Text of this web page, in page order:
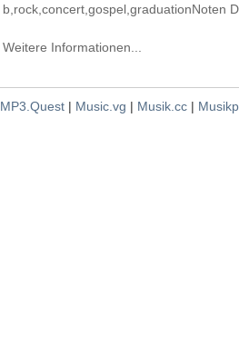
b,rock,concert,gospel,graduationNoten
Weitere Informationen...
MP3.Quest| Music.vg | Musik.cc|